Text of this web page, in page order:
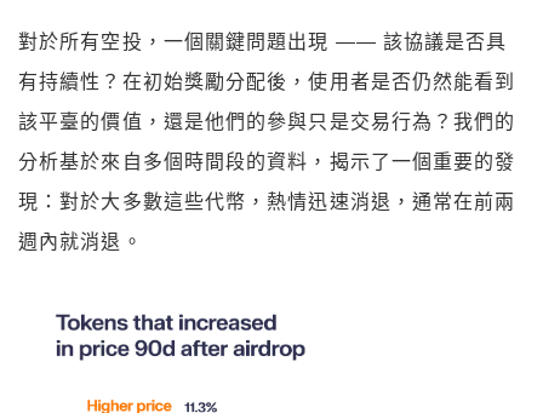
對於所有空投，一個關鍵問題出現 —— 該協議是否具
有持續性？在初始獎勵分配後，使用者是否仍然能看到
該平臺的價值，還是他們的參與只是交易行為？我們的
分析基於來自多個時間段的資料，揭示了一個重要的發
現：對於大多數這些代幣，熱情迅速消退，通常在前兩
週內就消退。